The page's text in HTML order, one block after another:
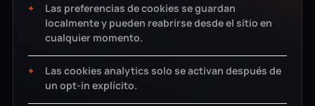
Las preferencias de cookies se guardan
localmente y pueden reabrirse desde el sitio en
cualquier momento.
Las cookies analytics solo se activan después de
un opt-in explícito.